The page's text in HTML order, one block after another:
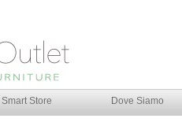
Smart Store Dove Siamo